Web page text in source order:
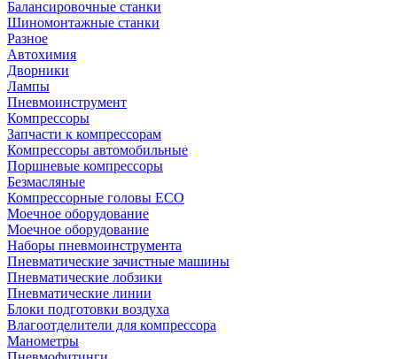
Балансировочные станки
Шиномонтажные станки
Разное
Автохимия
Дворники
Лампы
Пневмоинструмент
Компрессоры
Запчасти к компрессорам
Компрессоры автомобильные
Поршневые компрессоры
Безмасляные
Компрессорные головы ECO
Моечное оборудование
Моечное оборудование
Наборы пневмоинструмента
Пневматические зачистные машины
Пневматические лобзики
Пневматические линии
Блоки подготовки воздуха
Влагоотделители для компрессора
Манометры